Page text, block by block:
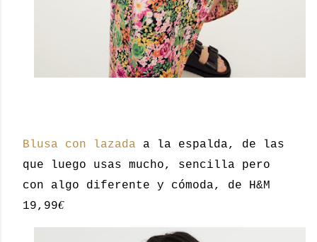
Blusa con lazada a la espalda, de las
que luego usas mucho, sencilla pero
con algo diferente y cómoda, de H&M
19,99€